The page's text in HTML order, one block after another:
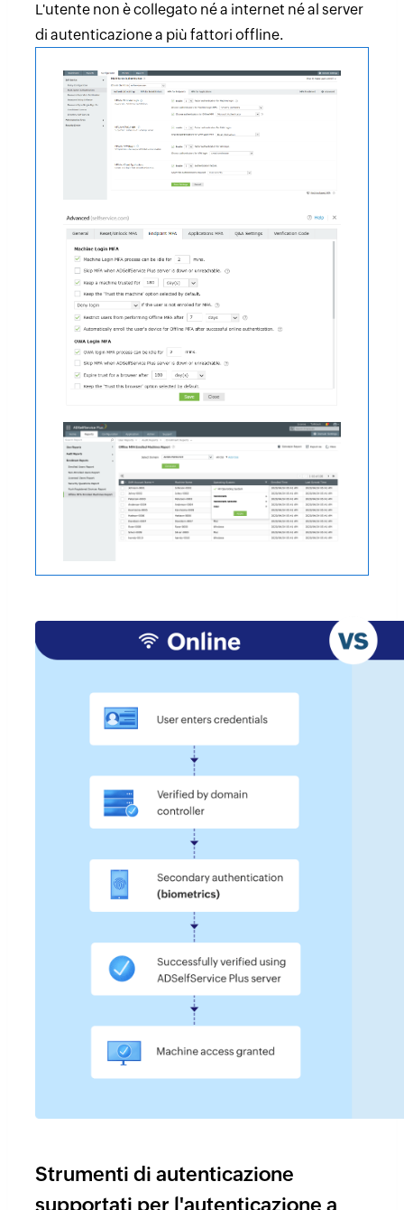
L'utente non è collegato né a internet né al server
di autenticazione a più fattori offline.
Strumenti di autenticazione
supportati per l'autenticazione a